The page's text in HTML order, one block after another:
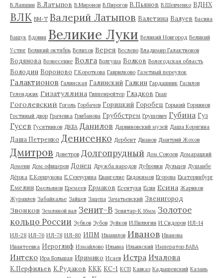
В.Лапшин В.Латыпов В.Миронов В.Пирогов В.Пьянов В.Шевченко ВДНХ
ВЛК ВМ-Т Валерий Латыпов Валетина Валуев Васина
Ващук Вдовин Великие Луки Великий Новгород Великий
Устюг Великий октябрь Велихов Верея Веслево Владимир Галактионов
Водянова Вознесение Волга Волгуша Волков Вологодская область
Володин Вороново Г.Короткова Гаврилково Газетный переулок
Галактионов Галинская Галинский Галкин Гардашник Гасилов
Геленджик Гизатуллина Гиппенрейтер Гладков Гнап
Гоголевский Гоголь Горбачев Горицкий Горобец Горький Горяинов
Гостиный двор Грачевка Грибанова Груббстрем Грушевич Губина Гуз
Гусев Гусятников ДКБА Данилов Дарвиновский музей Даша Корягина
Даша Петренко Денисенко Дербент Дианов Дмитрий Жохов
Дмитров Доветров Долгопрудный Дом Союзов Домарацкий
Домени Дом офицеров Донец Дружба народов Дубровки Дульцев Душанбе
Дёржа Е.Коршунова Е.Сенчурина Евангелие Евдокимов Егорова Екатеринбург
Емелин Емельянов Еремеев Ермаков Есентуки Есин Есина Жариков
Журавлев Забайкалье Зайцев Зацепа Зачатьевский Звенигород
Звонков Земляной вал Зенит-В Зенитар-К 16мм Золотое
кольцо России Зубков Зубов Зуйков И.Пилюгин И.Сидоров ИЛ-14
ИЛ-28 ИЛ-76 ИЛ-78 ИЛ-80 ИПМ Иванилов Иванов Иванова
Ивантеевка Иероглиф Измайлово Ильина Ильинский Император ВАВА
Интеко Ира Большая Иримико Исаев Истра Ичалова
К.Перфильев К.Рудаков ККК КС-1 КСП Кавказ Кадышевский Казань